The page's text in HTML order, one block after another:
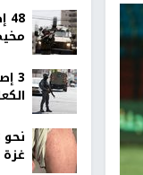
‏3
غزة